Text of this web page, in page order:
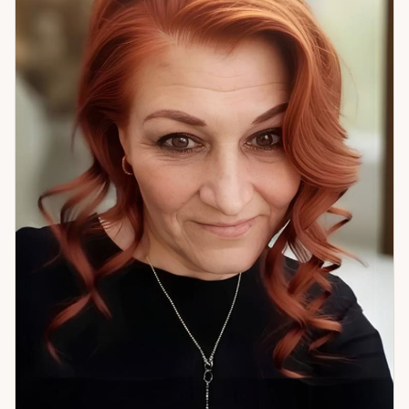
Каждая сессия строится индивидуально — по тому, что
нужно именно сейчас. Если вам тяжело, страшно или
непонятно — и вы не знаете, с чего начать — приходите.
Начнём с того, что есть.